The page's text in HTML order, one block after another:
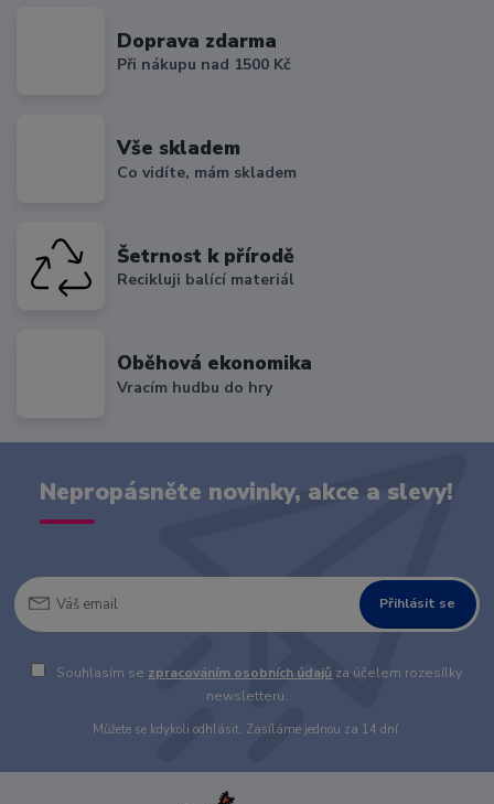
Doprava zdarma
Při nákupu nad 1500 Kč
Vše skladem
Co vidíte, mám skladem
Šetrnost k přírodě
Recikluji balící materiál
Oběhová ekonomika
Vracím hudbu do hry
Nepropásněte novinky, akce a slevy!
Přihlásit se
Souhlasím se zpracováním osobních údajů za účelem rozesílky
newsletteru.
Můžete se kdykoli odhlásit. Zasíláme jednou za 14 dní.